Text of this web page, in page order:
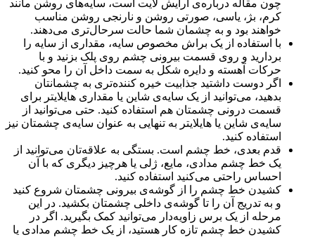
چون مقاله درباره‌ی آرایش لایت است، سایه‌های روشن مانند
کرم، بژ، یاسی، صورتی روشن و نارنجی روشن مناسب
خواهند بود و به چشمان شما حالت سرحال‌تری می‌دهند.
با استفاده از یک براش مخصوص سایه، مقداری از سایه را
بردارید و روی قسمت بیرونی چشم روی پلک بزنید و با
حرکات آهسته و دایره شکل به سمت داخل آن را محو کنید.
اگر دوست داشتید جذابیت خیره کننده‌تری به چشمانتان
بدهید، می‌توانید از یک سایه‌ی شاین یا مقداری هایلایتر برای
قسمت درونی چشمتان هم استفاده کنید. حتی می‌توانید از
سایه‌ی شاین یا هایلایتر به تنهایی به عنوان سایه‌ی چشمتان نیز
استفاده کنید.
قدم بعدی، خط چشم است. بستگی به علاقه‌تان می‌توانید از
یک خط چشم مدادی، مایع، ژلی یا هرچیز دیگری که با آن
احساس راحتی می‌کنید استفاده کنید.
کشیدن خط چشم را از گوشه‌ی بیرونی چشمتان شروع کنید
و به تدریج آن را تا گوشه‌ی داخلی چشمتان بکشید. در این
مرحله از یک برس زاویه‌دار می‌توانید کمک بگیرید. اگر در
کشیدن خط چشم تازه کار هستید، از یک خط چشم مدادی یا